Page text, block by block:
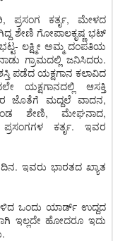
ಪ್ರಸಂಗ ಕರ್ತೃ, ಮೇಳದ
ಶೇಣಿ ಗೋಪಾಲಕೃಷ್ಣ ಭಟ್
ಲಕ್ಷ್ಮೀ ಅಮ್ಮ ದಂಪತಿಯ
ಗ್ರಾಮದಲ್ಲಿ ಜನಿಸಿದರು.
ಪಡೆದ ಯಕ್ಷಗಾನ ಕಲಾವಿದ
ಯಕ್ಷಗಾನದಲ್ಲಿ ಆಸಕ್ತಿ
ಜೊತೆಗೆ ಮದ್ದಲೆ ವಾದನ,
ಶೇಣಿ, ಮೇಘನಾದ,
ಕರ್ತೃ. ಇವರ
ದಿನ. ಇವರು ಭಾರತದ ಖ್ಯಾತ
ಒಂದು ಯಾರ್ಡ್ ಉದ್ದದ
ಇಲ್ಲದೇ ಹೋದರೂ ಇದು